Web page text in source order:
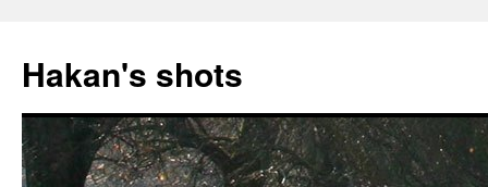
contenu
Hakan's shots